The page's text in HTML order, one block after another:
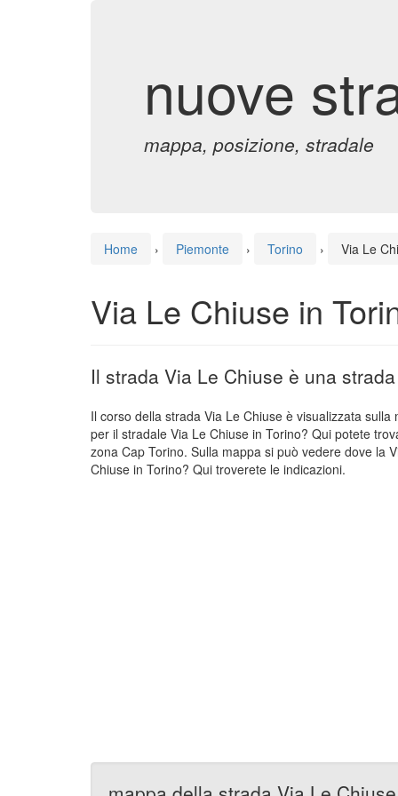
nuove
mappa, posizione, stradale
Home › Piemonte › Torino › Via Le
Via Le Chiuse in
Il strada Via Le Chiuse è una
Il corso della strada Via Le Chiuse è visualizzata
per il stradale Via Le Chiuse in Torino? Qui potete
zona Cap Torino. Sulla mappa si può vedere dove la
Chiuse in Torino? Qui troverete le indicazioni.